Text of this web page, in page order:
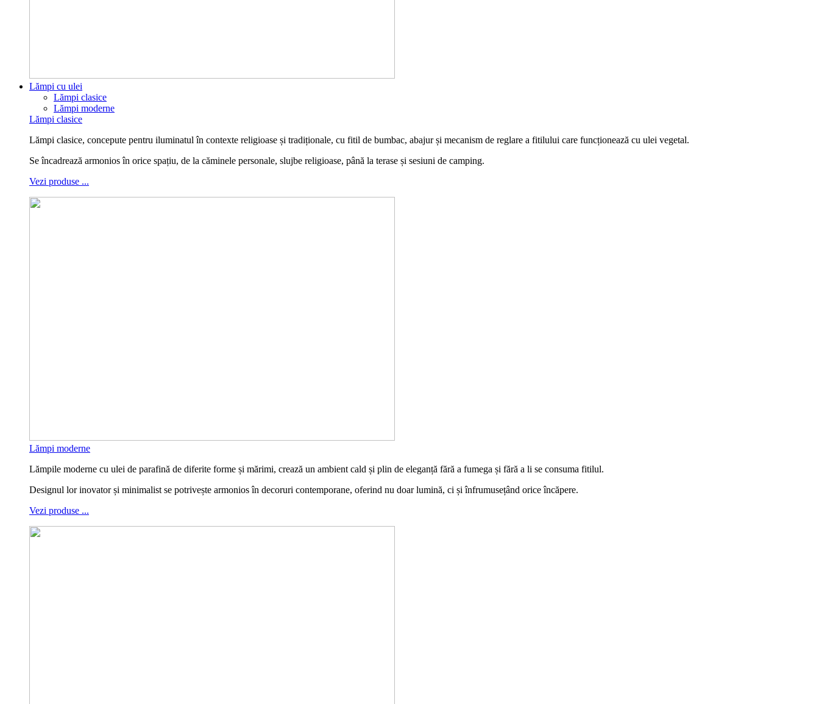
Lămpi cu ulei
Lămpi clasice
Lămpi moderne
Lămpi clasice
Lămpi clasice, concepute pentru iluminatul în contexte religioase și tradiționale, cu fitil de bumbac, abajur și mecanism de reglare a fitilului care funcționează cu ulei vegetal.
Se încadrează armonios în orice spațiu, de la căminele personale, slujbe religioase, până la terase și sesiuni de camping.
Vezi produse ...
Lămpi moderne
Lămpile moderne cu ulei de parafină de diferite forme și mărimi, crează un ambient cald și plin de eleganță fără a fumega și fără a li se consuma fitilul.
Designul lor inovator și minimalist se potrivește armonios în decoruri contemporane, oferind nu doar lumină, ci și înfrumusețând orice încăpere.
Vezi produse ...